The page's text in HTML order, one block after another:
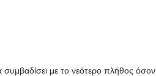
με το νεότερο πλήθος